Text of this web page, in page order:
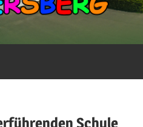
Grundschule
Wickersberg
Schule